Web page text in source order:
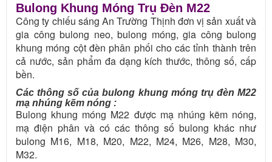
Bulong Khung Móng Trụ Đèn M22
Công ty chiếu sáng An Trường Thịnh đơn vị sản xuất và
gia công bulong neo, bulong móng, gia công bulong
khung móng cột đèn phân phối cho các tỉnh thành trên
cả nước, sản phẩm đa dạng kích thước, thông số, cấp
bền.
Các thông số của bulong khung móng trụ đèn M22
mạ nhúng kẽm nóng :
Bulong khung móng M22 được mạ nhúng kẽm nóng,
mạ điện phân và có các thông số bulong khác như
bulong M16, M18, M20, M22, M24, M26, M28, M30,
M32.